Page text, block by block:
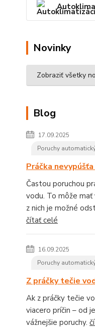
Novinky
Zobraziť všetky
Blog
17.09.2025
Poruchy
Práčka
Častou poruchou
vodu. To môže mať
z nich je možné
čítať celé
16.09.2025
Poruchy
Z práčky tečie
Ak z práčky tečie
viacero príčin – od
vážnejšie poruchy.